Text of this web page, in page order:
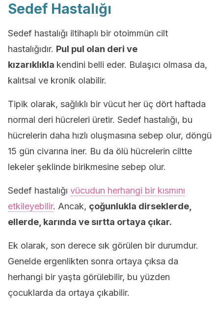
Sedef Hastalığı
Sedef hastalığı iltihaplı bir otoimmün cilt
hastalığıdır. Pul pul olan deri ve
kızarıklıkla kendini belli eder. Bulaşıcı olmasa da,
kalıtsal ve kronik olabilir.
Tipik olarak, sağlıklı bir vücut her üç dört haftada
normal deri hücreleri üretir. Sedef hastalığı, bu
hücrelerin daha hızlı oluşmasına sebep olur, döngü
15 gün civarına iner. Bu da ölü hücrelerin ciltte
lekeler şeklinde birikmesine sebep olur.
Sedef hastalığı vücudun herhangi bir kısmını
etkileyebilir. Ancak, çoğunlukla dirseklerde,
ellerde, karında ve sırtta ortaya çıkar.
Ek olarak, son derece sık görülen bir durumdur.
Genelde ergenlikten sonra ortaya çıksa da
herhangi bir yaşta görülebilir, bu yüzden
çocuklarda da ortaya çıkabilir.